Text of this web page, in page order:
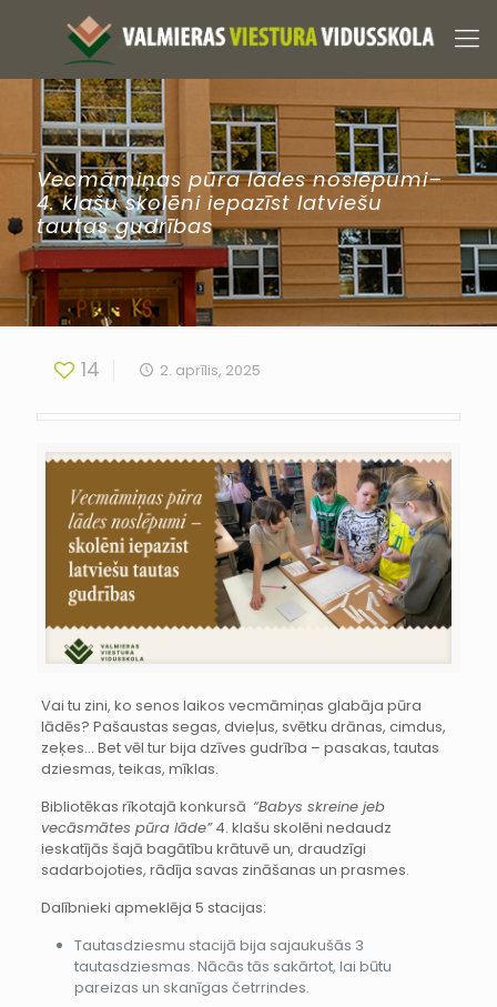
Vecmāmiņas pūra lādes noslēpumi–
4. klašu skolēni iepazīst latviešu
tautas gudrības
14 2. aprīlis, 2025
Vai tu zini, ko senos laikos vecmāmiņas glabāja pūra
lādēs? Pašaustas segas, dvieļus, svētku drānas, cimdus,
zeķes… Bet vēl tur bija dzīves gudrība – pasakas, tautas
dziesmas, teikas, mīklas.
Bibliotēkas rīkotajā konkursā “Babys skreine jeb
vecāsmātes pūra lāde”4. klašu skolēni nedaudz
ieskatījās šajā bagātību krātuvē un, draudzīgi
sadarbojoties, rādīja savas zināšanas un prasmes.
Dalībnieki apmeklēja 5 stacijas:
Tautasdziesmu stacijā bija sajaukušās 3
tautasdziesmas. Nācās tās sakārtot, lai būtu
pareizas un skanīgas četrrindes.